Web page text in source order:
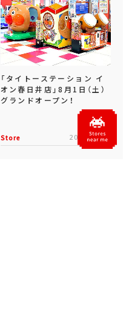
「タイトーステーション イ
オン春日井店」8月1日（土）
グランドオープン！
Store 2026.07.31